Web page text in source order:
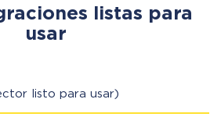
listas para
usar
listo para usar)